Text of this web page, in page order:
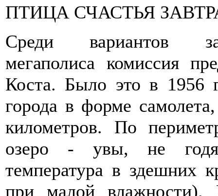
ПТИЦА СЧАСТЬЯ
Среди вариантов
мегаполиса комиссия
Коста. Было это в 1956
города в форме
километров. По
озеро - увы, не
температура в здешних
при малой влажности).